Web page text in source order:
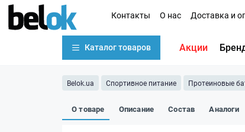
Контакты О нас Доставка и
Каталог товаров Акции
Belok.ua Спортивное питание Протеиновые
О товаре Описание Состав Аналоги